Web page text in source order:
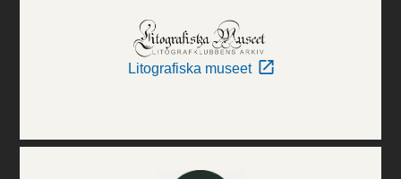
Litografiska museet